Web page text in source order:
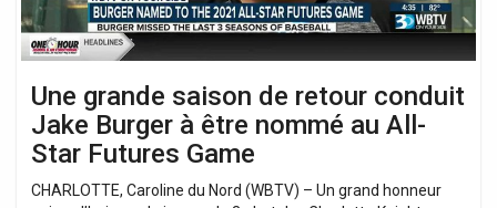
Une grande saison de retour conduit
Jake Burger à être nommé au All-
Star Futures Game
CHARLOTTE, Caroline du Nord (WBTV) – Un grand honneur
être
nommé
au
Star
Futures
Game